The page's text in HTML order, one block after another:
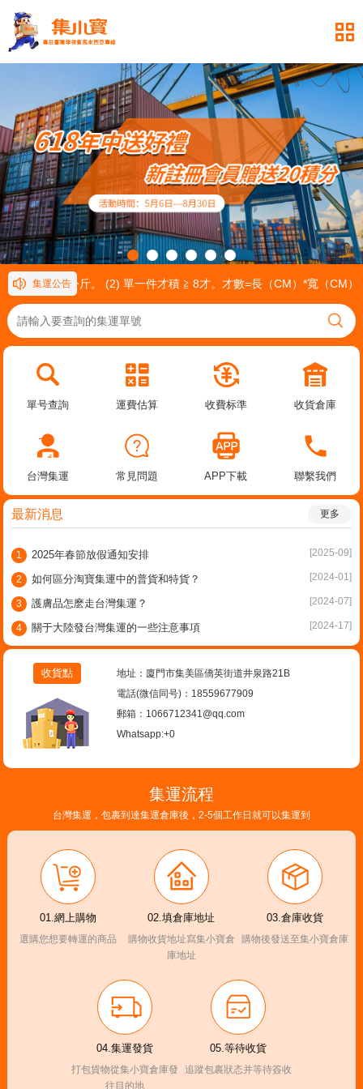
集運公告
件重量≧ 30公斤。 (2) 單一件才積 ≧ 8才。才數=長（CM）*寬（CM
單号查詢 運費估算 收費标準 收貨倉庫
台灣集運 常見問題 APP下載 聯繫我們
最新消息 更多
1 2025年春節放假通知安排 [2025-09]
2 如何區分淘寶集運中的普貨和特貨？ [2024-01]
3 護膚品怎麽走台灣集運？ [2024-07]
4 關于大陸發台灣集運的一些注意事項 [2024-17]
收貨點
地址：廈門市集美區僑英街道井泉路21B
電話(微信同号)：18559677909
郵箱：1066712341@qq.com
Whatsapp:+0
集運流程
台灣集運，包裹到達集運倉庫後，2-5個工作日就可以集運到
01.網上購物
選購您想要轉運的商品
02.填倉庫地址
購物收貨地址寫集小寶倉
庫地址
03.倉庫收貨
購物後發送至集小寶倉庫
04.集運發貨
打包貨物從集小寶倉庫發
往目的地
05.等待收貨
追蹤包裹狀态并等待簽收